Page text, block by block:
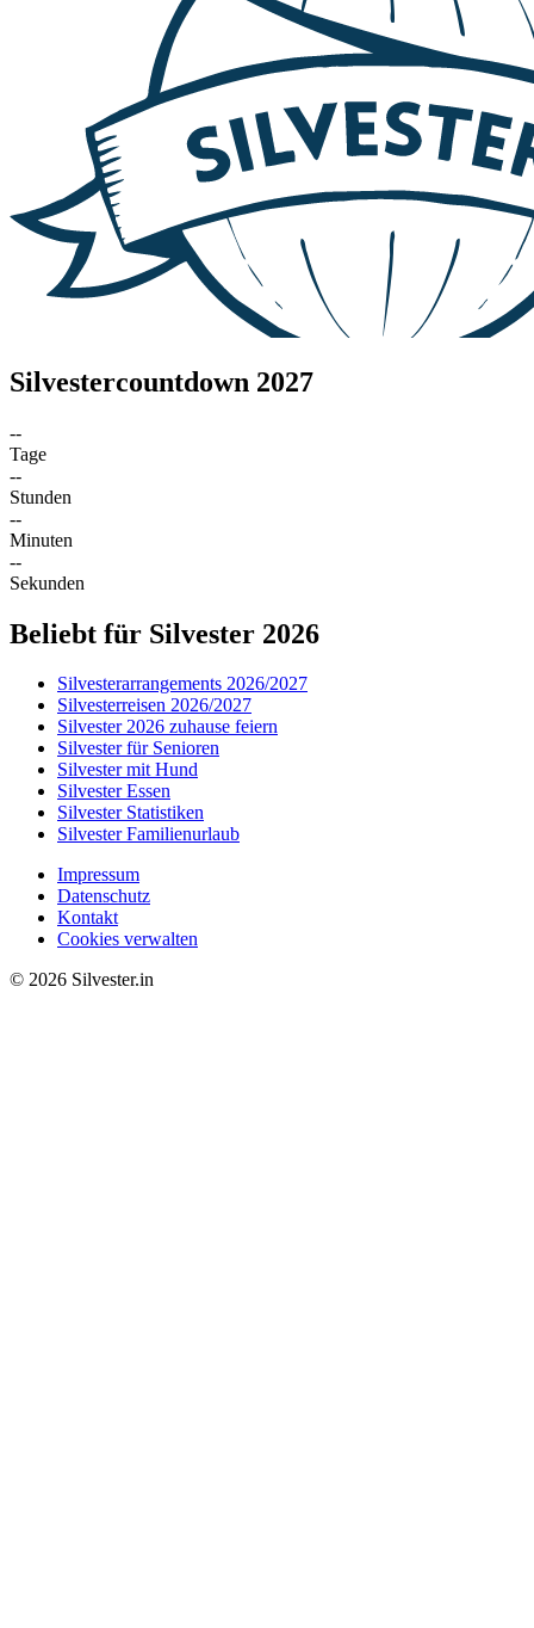
Silvestercountdown 2027
--
Tage
--
Stunden
--
Minuten
--
Sekunden
Beliebt für Silvester 2026
Silvesterarrangements 2026/2027
Silvesterreisen 2026/2027
Silvester 2026 zuhause feiern
Silvester für Senioren
Silvester mit Hund
Silvester Essen
Silvester Statistiken
Silvester Familienurlaub
Impressum
Datenschutz
Kontakt
Cookies verwalten
© 2026 Silvester.in